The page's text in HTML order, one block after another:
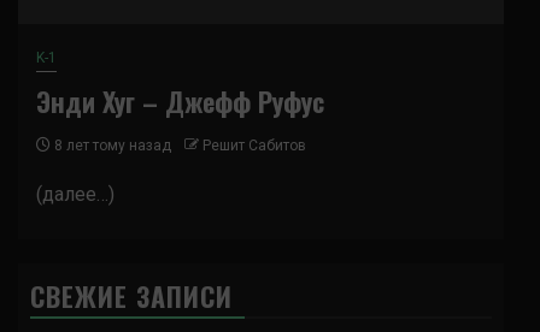
K-1
Энди Хуг – Джефф Руфус
8 лет тому назад Решит Сабитов
(далее…)
СВЕЖИЕ ЗАПИСИ